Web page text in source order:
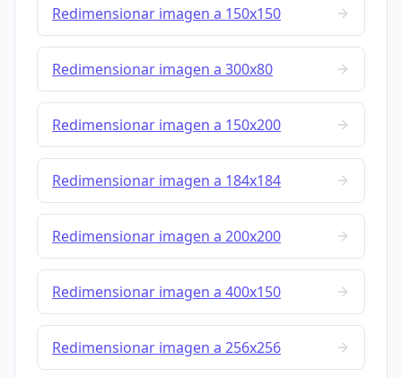
Redimensionar imagen a 150x150
Redimensionar imagen a 300x80
Redimensionar imagen a 150x200
Redimensionar imagen a 184x184
Redimensionar imagen a 200x200
Redimensionar imagen a 400x150
Redimensionar imagen a 256x256